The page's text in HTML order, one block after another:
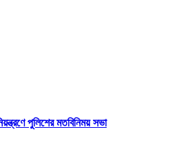
পুলিশের মতবিনিময় সভা